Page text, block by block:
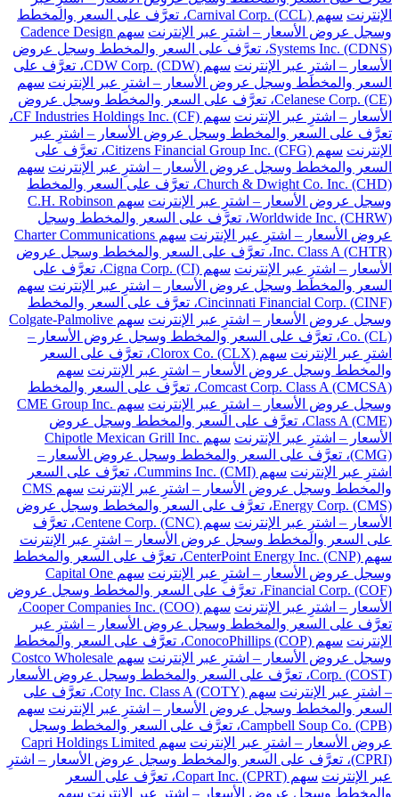
الإنترنت
سهم Carnival Corp. (CCL)، تعرَّف على السعر والمخطط
وسجل عروض الأسعار – اشترِ عبر الإنترنت
سهم Cadence Design
Systems Inc. (CDNS)، تعرَّف على السعر والمخطط وسجل عروض
الأسعار – اشترِ عبر الإنترنت
سهم CDW Corp. (CDW)، تعرَّف على
السعر والمخطط وسجل عروض الأسعار – اشترِ عبر الإنترنت سهم
Celanese Corp. (CE)، تعرَّف على السعر والمخطط وسجل عروض
الأسعار – اشترِ عبر الإنترنت
سهم CF Industries Holdings Inc. (CF)،
تعرَّف على السعر والمخطط وسجل عروض الأسعار – اشترِ عبر
الإنترنت
سهم Citizens Financial Group Inc. (CFG)، تعرَّف على
السعر والمخطط وسجل عروض الأسعار – اشترِ عبر الإنترنت سهم
Church & Dwight Co. Inc. (CHD)، تعرَّف على السعر والمخطط
وسجل عروض الأسعار – اشترِ عبر الإنترنت
سهم C.H. Robinson
Worldwide Inc. (CHRW)، تعرَّف على السعر والمخطط وسجل
عروض الأسعار – اشترِ عبر الإنترنت
سهم Charter Communications
Inc. Class A (CHTR)، تعرَّف على السعر والمخطط وسجل عروض
الأسعار – اشترِ عبر الإنترنت
سهم Cigna Corp. (CI)، تعرَّف على
السعر والمخطط وسجل عروض الأسعار – اشترِ عبر الإنترنت سهم
Cincinnati Financial Corp. (CINF)، تعرَّف على السعر والمخطط
وسجل عروض الأسعار – اشترِ عبر الإنترنت
سهم Colgate-Palmolive
Co. (CL)، تعرَّف على السعر والمخطط وسجل عروض الأسعار –
اشترِ عبر الإنترنت
سهم Clorox Co. (CLX)، تعرَّف على السعر
والمخطط وسجل عروض الأسعار – اشترِ عبر الإنترنت سهم
Comcast Corp. Class A (CMCSA)، تعرَّف على السعر والمخطط
وسجل عروض الأسعار – اشترِ عبر الإنترنت
سهم CME Group Inc.
Class A (CME)، تعرَّف على السعر والمخطط وسجل عروض
الأسعار – اشترِ عبر الإنترنت
سهم Chipotle Mexican Grill Inc.
(CMG)، تعرَّف على السعر والمخطط وسجل عروض الأسعار –
اشترِ عبر الإنترنت
سهم Cummins Inc. (CMI)، تعرَّف على السعر
والمخطط وسجل عروض الأسعار – اشترِ عبر الإنترنت
سهم CMS
Energy Corp. (CMS)، تعرَّف على السعر والمخطط وسجل عروض
الأسعار – اشترِ عبر الإنترنت
سهم Centene Corp. (CNC)، تعرَّف
على السعر والمخطط وسجل عروض الأسعار – اشترِ عبر الإنترنت
سهم CenterPoint Energy Inc. (CNP)، تعرَّف على السعر والمخطط
وسجل عروض الأسعار – اشترِ عبر الإنترنت
سهم Capital One
Financial Corp. (COF)، تعرَّف على السعر والمخطط وسجل عروض
الأسعار – اشترِ عبر الإنترنت
سهم Cooper Companies Inc. (COO)،
تعرَّف على السعر والمخطط وسجل عروض الأسعار – اشترِ عبر
الإنترنت
سهم ConocoPhillips (COP)، تعرَّف على السعر والمخطط
وسجل عروض الأسعار – اشترِ عبر الإنترنت
سهم Costco Wholesale
Corp. (COST)، تعرَّف على السعر والمخطط وسجل عروض الأسعار
– اشترِ عبر الإنترنت
سهم Coty Inc. Class A (COTY)، تعرَّف على
السعر والمخطط وسجل عروض الأسعار – اشترِ عبر الإنترنت سهم
Campbell Soup Co. (CPB)، تعرَّف على السعر والمخطط وسجل
عروض الأسعار – اشترِ عبر الإنترنت
سهم Capri Holdings Limited
(CPRI)، تعرَّف على السعر والمخطط وسجل عروض الأسعار – اشترِ
عبر الإنترنت
سهم Copart Inc. (CPRT)، تعرَّف على السعر
والمخطط وسجل عروض الأسعار – اشترِ عبر الإنترنت سهم